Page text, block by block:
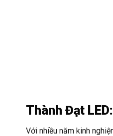
Thành Đạt
Với nhiều năm kinh